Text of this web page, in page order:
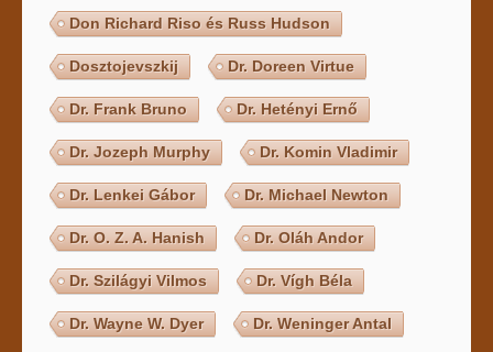
Don Richard Riso és Russ Hudson
Dosztojevszkij Dr. Doreen Virtue
Dr. Frank Bruno Dr. Hetényi Ernő
Dr. Jozeph Murphy Dr. Komin Vladimir
Dr. Lenkei Gábor Dr. Michael Newton
Dr. O. Z. A. Hanish Dr. Oláh Andor
Dr. Szilágyi Vilmos Dr. Vígh Béla
Dr. Wayne W. Dyer Dr. Weninger Antal